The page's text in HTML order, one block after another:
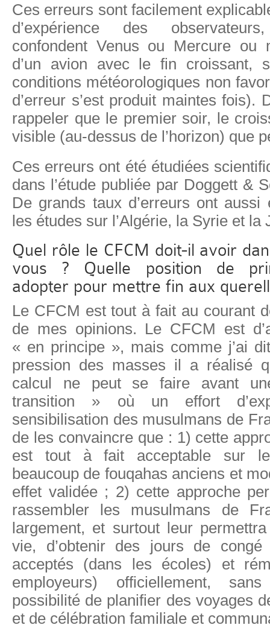
Ces erreurs sont facilement
d’expérience des
confondent Venus ou Mercure ou
d’un avion avec le fin croissant,
conditions météorologiques non
d’erreur s’est produit maintes fois).
rappeler que le premier soir, le
visible (au-dessus de l’horizon) que
Ces erreurs ont été étudiées
dans l’étude publiée par Doggett &
De grands taux d’erreurs ont aussi
les études sur l’Algérie, la Syrie et la
Quel rôle le CFCM doit-il avoir
vous ? Quelle position de
adopter pour mettre fin aux
Le CFCM est tout à fait au courant
de mes opinions. Le CFCM est
« en principe », mais comme j’ai
pression des masses il a réalisé
calcul ne peut se faire avant
transition » où un effort
sensibilisation des musulmans de
de les convaincre que : 1) cette
est tout à fait acceptable sur
beaucoup de fouqahas anciens et
effet validée ; 2) cette approche
rassembler les musulmans de
largement, et surtout leur
vie, d’obtenir des jours de
acceptés (dans les écoles) et
employeurs) officiellement,
possibilité de planifier des voyages
et de célébration familiale et